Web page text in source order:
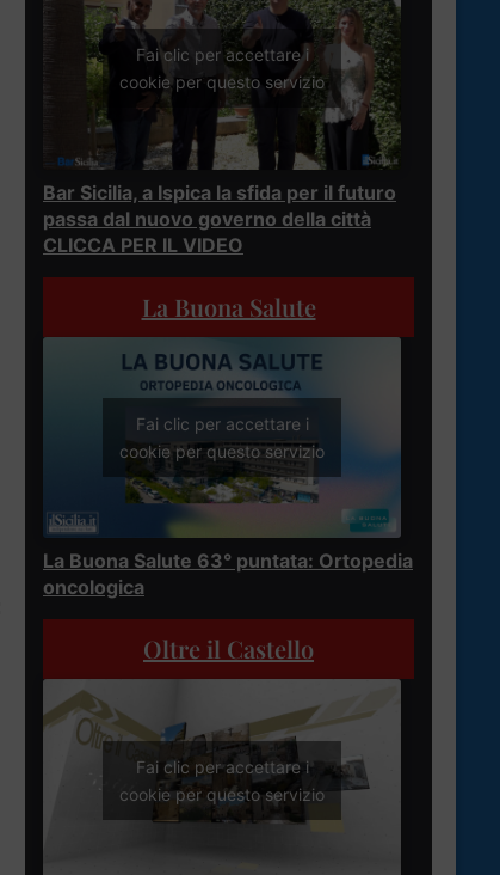
Fai clic per accettare i
cookie per questo servizio
Bar Sicilia, a Ispica la sfida per il futuro
passa dal nuovo governo della città
CLICCA PER IL VIDEO
La Buona Salute
Fai clic per accettare i
cookie per questo servizio
La Buona Salute 63° puntata: Ortopedia
oncologica
Oltre il Castello
Fai clic per accettare i
cookie per questo servizio